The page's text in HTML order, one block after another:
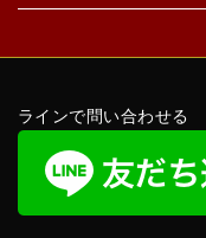
ラインで問い合わせる